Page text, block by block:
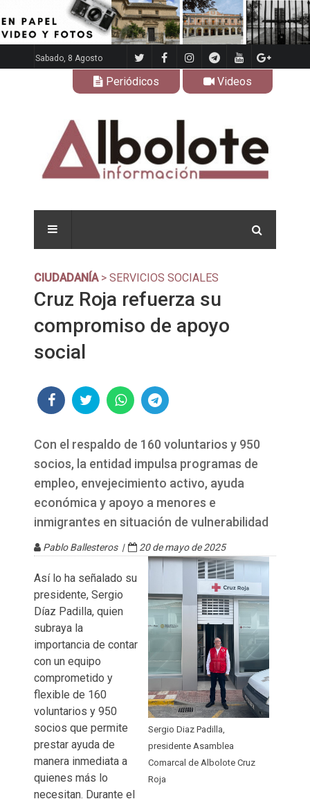
Sabado, 8 Agosto
Periódicos Videos
CIUDADANÍA> SERVICIOS SOCIALES
Cruz Roja refuerza su
compromiso de apoyo
social
Con el respaldo de 160 voluntarios y 950
socios, la entidad impulsa programas de
empleo, envejecimiento activo, ayuda
económica y apoyo a menores e
inmigrantes en situación de vulnerabilidad
Pablo Ballesteros | 20 de mayo de 2025
Sergio Diaz Padilla,
presidente Asamblea
Comarcal de Albolote Cruz
Roja
Así lo ha señalado su
presidente, Sergio
Díaz Padilla, quien
subraya la
importancia de contar
con un equipo
comprometido y
flexible de 160
voluntarios y 950
socios que permite
prestar ayuda de
manera inmediata a
quienes más lo
necesitan. Durante el